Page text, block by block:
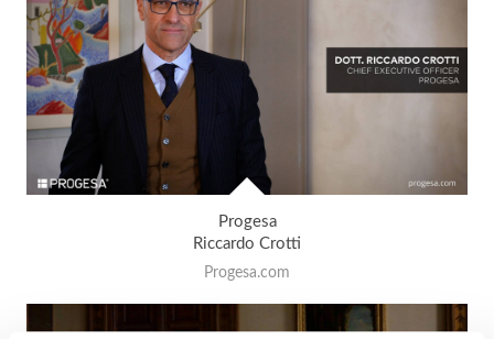
Progesa
Riccardo Crotti
Progesa.com